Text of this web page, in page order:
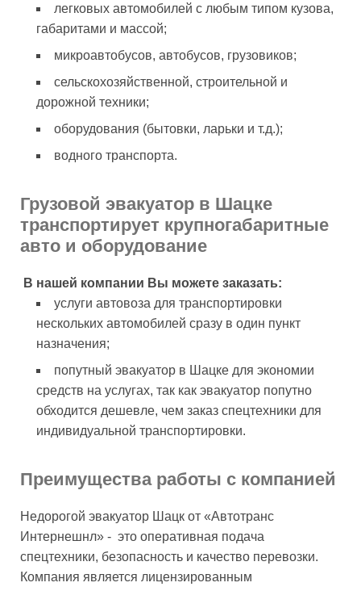
легковых автомобилей с любым типом кузова,
габаритами и массой;
микроавтобусов, автобусов, грузовиков;
сельскохозяйственной, строительной и
дорожной техники;
оборудования (бытовки, ларьки и т.д.);
водного транспорта.
Грузовой эвакуатор в Шацке
транспортирует крупногабаритные
авто и оборудование
В нашей компании Вы можете заказать:
услуги автовоза для транспортировки
нескольких автомобилей сразу в один пункт
назначения;
попутный эвакуатор в Шацке для экономии
средств на услугах, так как эвакуатор попутно
обходится дешевле, чем заказ спецтехники для
индивидуальной транспортировки.
Преимущества работы с компанией
Недорогой эвакуатор Шацк от «Автотранс
Интернешнл» - это оперативная подача
спецтехники, безопасность и качество перевозки.
Компания является лицензированным